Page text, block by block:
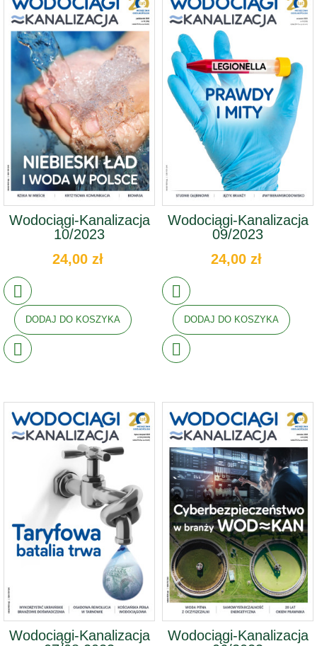
Wodociągi-Kanalizacja
10/2023
24,00 zł
DODAJ DO KOSZYKA
Wodociągi-Kanalizacja
09/2023
24,00 zł
DODAJ DO KOSZYKA
Wodociągi-Kanalizacja
Wodociągi-Kanalizacja